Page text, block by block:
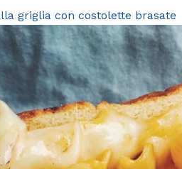
griglia con costolette brasate